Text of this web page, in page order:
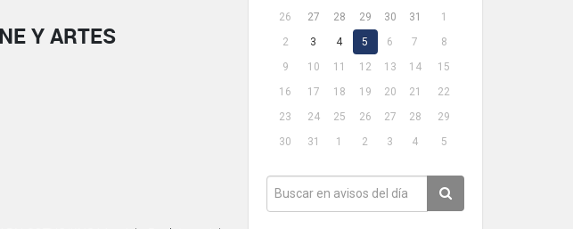
26 27 28 29 30 31
1
2
3 4 5 6 7
8
9
10 11 12 13 14
15
16
17 18 19 20 21
22
23
24 25 26 27 28
29
30
31 1 2 3 4 5
Y ARTES